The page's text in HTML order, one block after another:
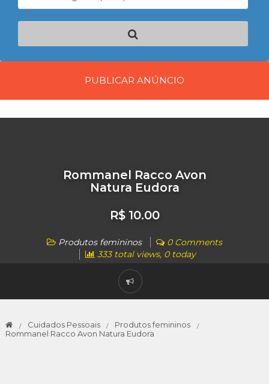
PUBLICAR ANÚNCIO
Rommanel Racco Avon
Natura Eudora
R$ 10.00
Produtos femininos
0 Comments
333 total views, 0 today
Cuidados Pessoais
Produtos femininos
Rommanel Racco Avon Natura Eudora